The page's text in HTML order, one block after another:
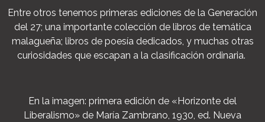
Entre otros tenemos primeras ediciones de la Generación
del 27; una importante colección de libros de temática
malagueña; libros de poesía dedicados, y muchas otras
curiosidades que escapan a la clasificación ordinaria.
En la imagen: primera edición de «Horizonte del
Liberalismo» de María Zambrano, 1930, ed. Nueva